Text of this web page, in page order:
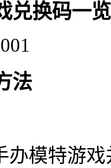
兑换码一览
法
办模特游